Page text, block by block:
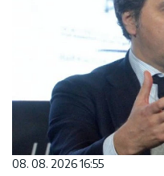
08. 08. 2026 16:55